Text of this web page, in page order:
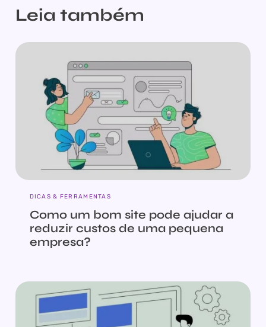
Leia também
DICAS & FERRAMENTAS
Como um bom site pode ajudar a
reduzir custos de uma pequena
empresa?